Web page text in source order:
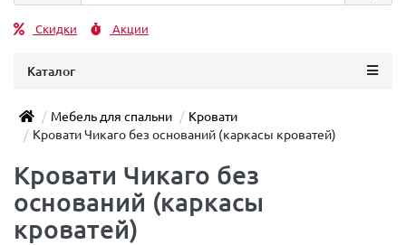
Скидки Акции
Каталог
Мебель для спальни
Кровати
Кровати Чикаго без оснований (каркасы кроватей)
Кровати Чикаго без
оснований (каркасы
кроватей)